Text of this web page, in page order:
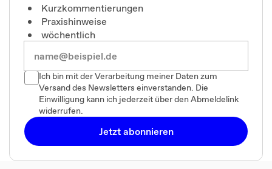
Kurzkommentierungen
Praxishinweise
wöchentlich
Ich bin mit der Verarbeitung meiner Daten zum
Versand des Newsletters einverstanden. Die
Einwilligung kann ich jederzeit über den Abmeldelink
widerrufen.
Jetzt abonnieren